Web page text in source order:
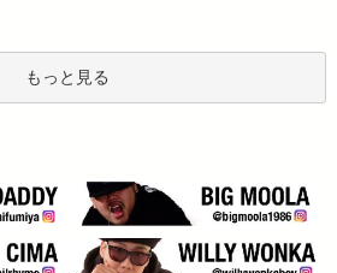
もっと見る